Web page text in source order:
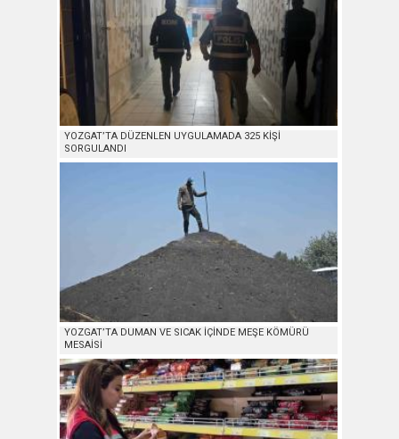
YOZGAT’TA DÜZENLEN UYGULAMADA 325 KİŞİ
SORGULANDI
YOZGAT’TA DUMAN VE SICAK İÇİNDE MEŞE KÖMÜRÜ
MESAİSİ